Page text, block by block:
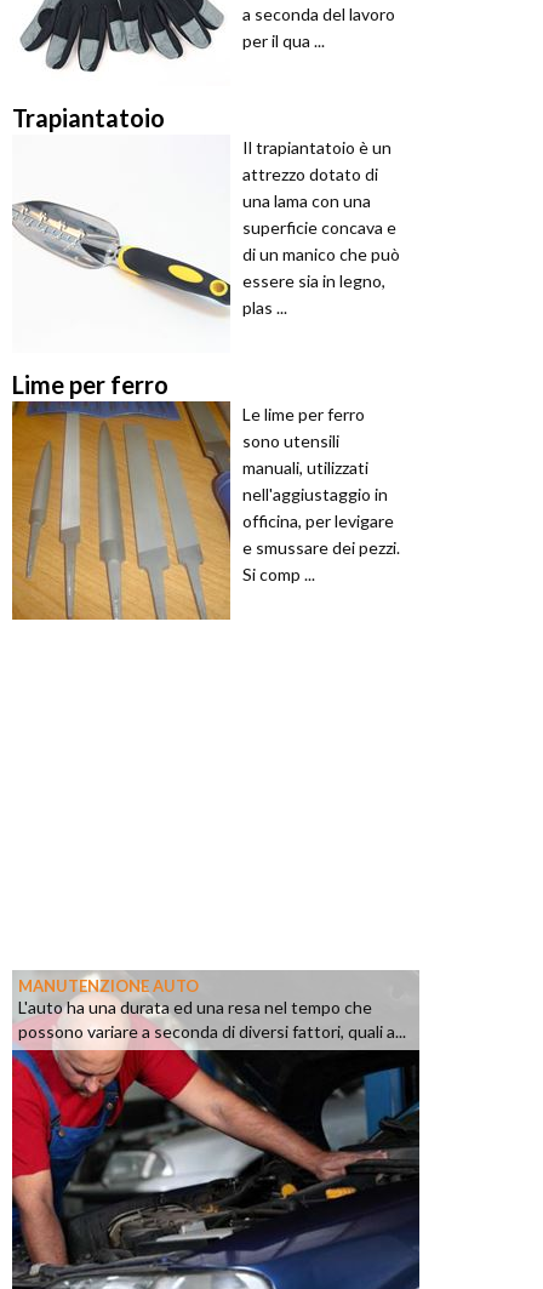
a seconda del lavoro
per il qua ...
Trapiantatoio
Il trapiantatoio è un
attrezzo dotato di
una lama con una
superficie concava e
di un manico che può
essere sia in legno,
plas ...
Lime per ferro
Le lime per ferro
sono utensili
manuali, utilizzati
nell'aggiustaggio in
officina, per levigare
e smussare dei pezzi.
Si comp ...
MANUTENZIONE AUTO
L'auto ha una durata ed una resa nel tempo che
possono variare a seconda di diversi fattori, quali a...